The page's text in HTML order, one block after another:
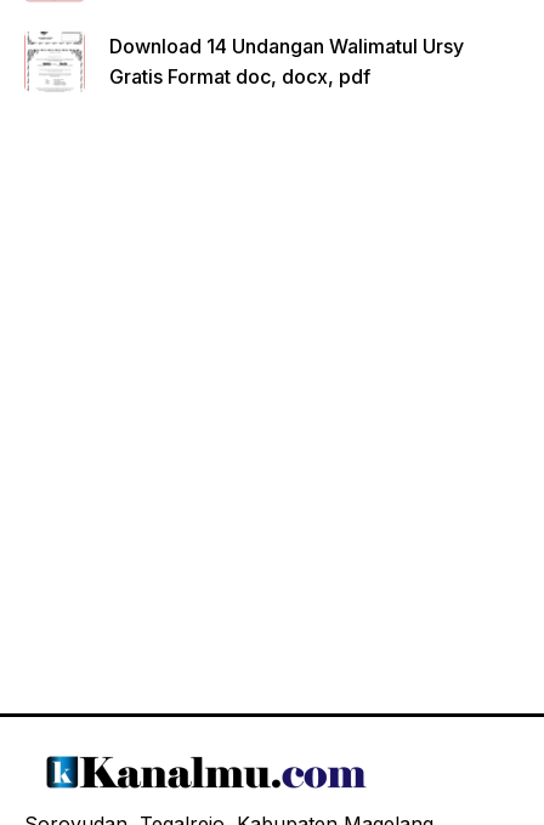
Download 14 Undangan Walimatul Ursy
Gratis Format doc, docx, pdf